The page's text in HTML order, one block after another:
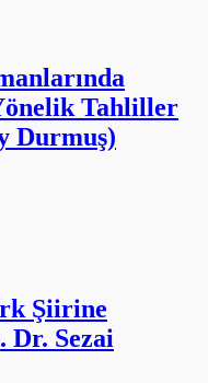
Tahliller
Durmuş)
Şiirine
Dr. Sezai